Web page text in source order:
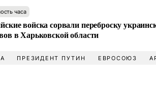
часа
войска сорвали переброску
в Харьковской области
ПРЕЗИДЕНТ ПУТИН ЕВРОСОЮЗ